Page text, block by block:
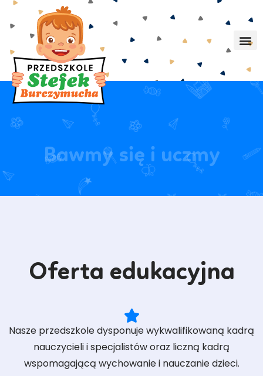
Bawmy się i uczmy
Oferta edukacyjna
Nasze przedszkole dysponuje wykwalifikowaną kadrą
nauczycieli i specjalistów oraz liczną kadrą
wspomagającą wychowanie i nauczanie dzieci.